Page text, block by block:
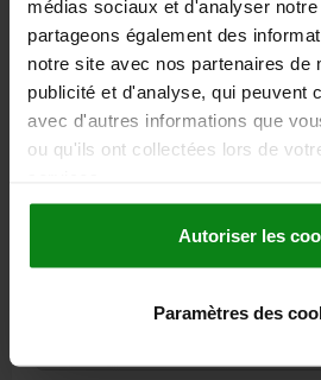
médias sociaux et d'analyser
partageons également des
notre site avec nos partenaires de
publicité et d'analyse, qui peuvent
avec d'autres informations que
ou qu'ils ont collectées lors de
Autoriser les
Paramètres des
LONGUEUR=35 TAILLE=12,5
COUPLE D’INERTIE (10⁻³ KGM²)=0,0059
RIGIDITÉ À LA TORSION STATIQUE NM/
DÉCALAGE LATÉRAL MAX. DE L’ARBRE ±=1
DÉCALAGE LATÉRAL MAX. DE L’ARBRE=0,1
COUPLE DE SERRAGE DES VIS EN NM=1,7
23023-0125